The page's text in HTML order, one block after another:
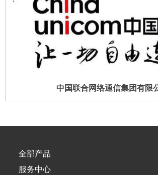
中国联合网络通信集团有限
全部产品
服务中心